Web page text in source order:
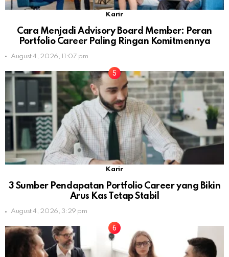
Karir
Cara Menjadi Advisory Board Member: Peran
Portfolio Career Paling Ringan Komitmennya
August 4, 2026, 11:07 pm
Karir
3 Sumber Pendapatan Portfolio Career yang Bikin
Arus Kas Tetap Stabil
August 4, 2026, 3:29 pm